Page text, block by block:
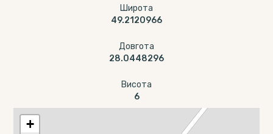
Широта
49.2120966
Довгота
28.0448296
Висота
6
+